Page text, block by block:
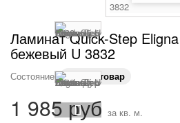
Ламинат Quick-Step
бежевый U 3832
Состояние: Новый товар
1 985 руб за кв. м.